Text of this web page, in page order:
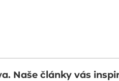
Naše články vás